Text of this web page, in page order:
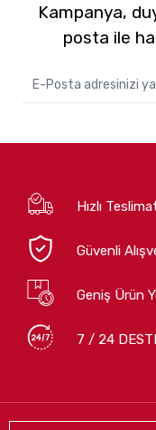
Kampanya,
posta ile
Hızlı
Güvenli
Geniş Ürün
7 / 24